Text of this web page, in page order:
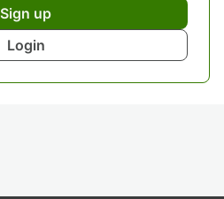
Sign up
Login